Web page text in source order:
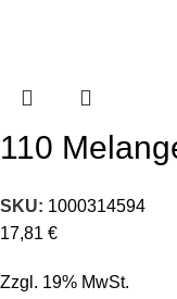
110
SKU: 1000314594
17,81 €
Zzgl. 19% MwSt.